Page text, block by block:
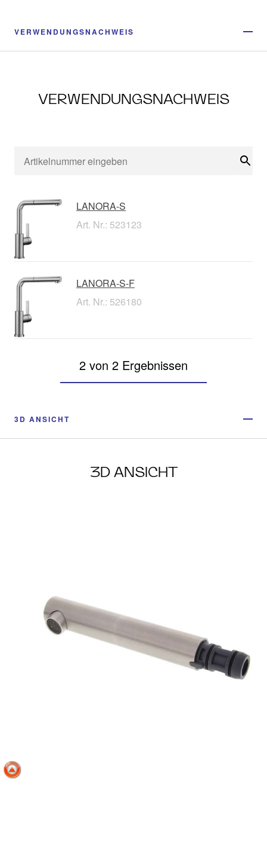
VERWENDUNGSNACHWEIS
VERWENDUNGSNACHWEIS
LANORA-S
Art. Nr.: 523123
LANORA-S-F
Art. Nr.: 526180
2 von 2 Ergebnissen
3D ANSICHT
3D ANSICHT